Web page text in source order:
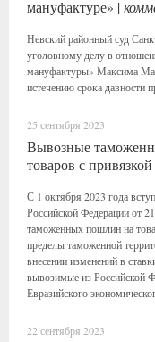
мануфактуре» |
Невский районный суд
уголовному делу в
мануфактуры» Максима
истечению срока давности
25 сентября 2023
Вывозные
товаров с
С 1 октября 2023 года
Российской Федерации от
таможенных пошлин на
пределы таможенной
внесении изменений в
вывозимые из Российской
Евразийского
22 сентября 2023